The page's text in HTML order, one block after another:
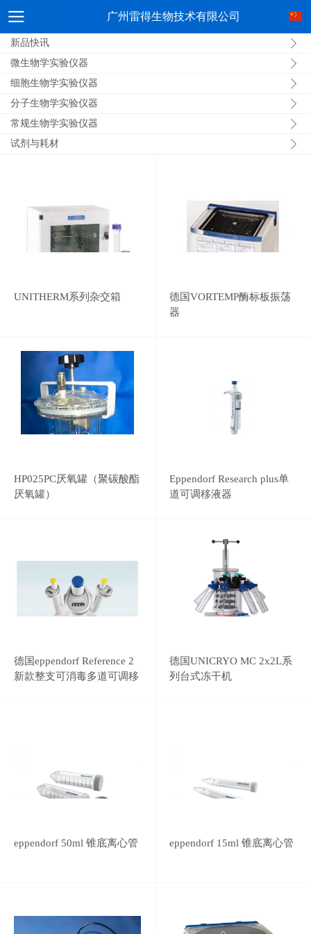
广州雷得生物技术有限公司
新品快讯
微生物学实验仪器
细胞生物学实验仪器
分子生物学实验仪器
常规生物学实验仪器
试剂与耗材
UNITHERM系列杂交箱
德国VORTEMP酶标板振荡
器
HP025PC厌氧罐（聚碳酸酯
厌氧罐）
Eppendorf Research plus单
道可调移液器
德国eppendorf Reference 2
新款整支可消毒多道可调移
德国UNICRYO MC 2x2L系
列台式冻干机
eppendorf 50ml 锥底离心管 eppendorf 15ml 锥底离心管